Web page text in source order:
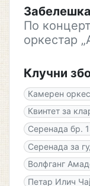
По
оркестар
Клучни
Камерен
Квинтет за
Серенада бр.
Серенада за
Волфганг
Петар Илич